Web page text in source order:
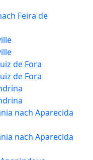
Feira de
de Fora
de Fora
nach Aparecida
nach Aparecida